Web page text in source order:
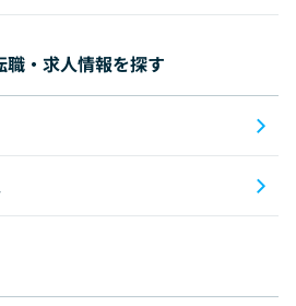
・求人情報を探す